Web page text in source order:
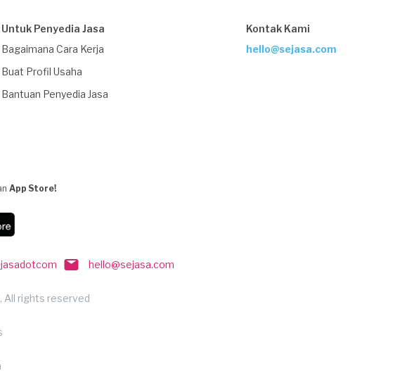
Untuk Penyedia Jasa
Bagaimana Cara Kerja
Buat Profil Usaha
Bantuan Penyedia Jasa
Kontak Kami
hello@sejasa.com
App Store!
hello@sejasa.com
All rights reserved